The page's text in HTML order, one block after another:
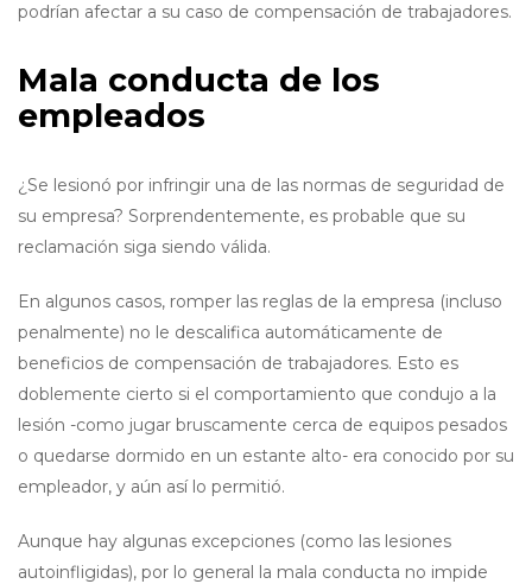
podrían afectar a su caso de compensación de trabajadores.
Mala conducta de los
empleados
¿Se lesionó por infringir una de las normas de seguridad de
su empresa? Sorprendentemente, es probable que su
reclamación siga siendo válida.
En algunos casos, romper las reglas de la empresa (incluso
penalmente) no le descalifica automáticamente de
beneficios de compensación de trabajadores. Esto es
doblemente cierto si el comportamiento que condujo a la
lesión -como jugar bruscamente cerca de equipos pesados
o quedarse dormido en un estante alto- era conocido por su
empleador, y aún así lo permitió.
Aunque hay algunas excepciones (como las lesiones
autoinfligidas), por lo general la mala conducta no impide